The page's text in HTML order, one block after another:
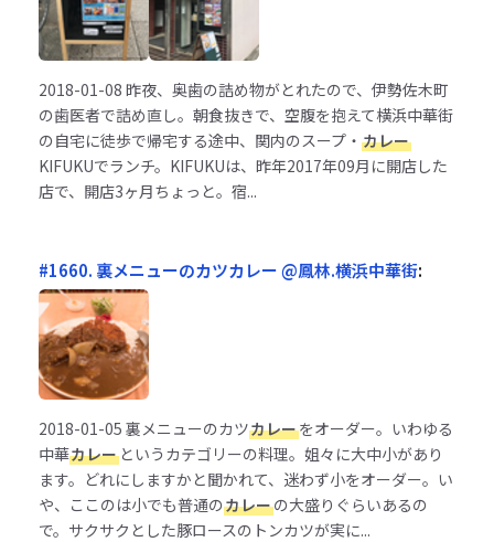
2018-01-08 昨夜、奥歯の詰め物がとれたので、伊勢佐木町
の歯医者で詰め直し。朝食抜きで、空腹を抱えて横浜中華街
の自宅に徒歩で帰宅する途中、関内のスープ・ カレー
KIFUKUでランチ。KIFUKUは、昨年2017年09月に開店した
店で、開店3ヶ月ちょっと。宿...
#1660. 裏メニューのカツカレー @鳳林.横浜中華街:
2018-01-05 裏メニューのカツカレーをオーダー。いわゆる
中華カレーというカテゴリーの料理。姐々に大中小があり
ます。どれにしますかと聞かれて、迷わず小をオーダー。い
や、ここのは小でも普通のカレーの大盛りぐらいあるの
で。サクサクとした豚ロースのトンカツが実に...